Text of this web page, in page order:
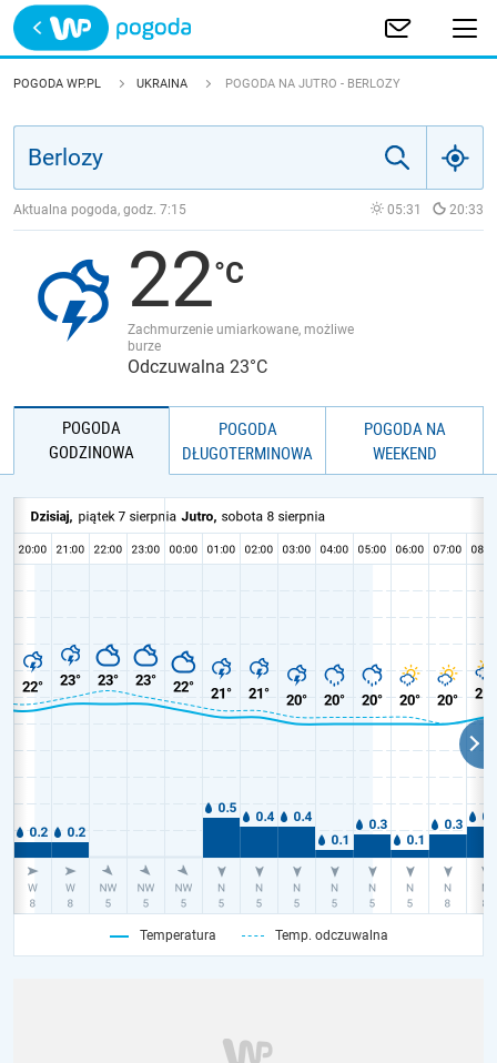
Trwa ładowanie
POLSKA
JAKOŚĆ POWIETRZA
POGODA WP.PL UKRAINA POGODA NA JUTRO - BERLOZY
Aktualna pogoda, godz. 7:15 05:31 20:33
22
Zachmurzenie umiarkowane, możliwe
burze
Odczuwalna 23°C
POGODA
GODZINOWA
POGODA
DŁUGOTERMINOWA
POGODA NA
WEEKEND
Temperatura Temp. odczuwalna